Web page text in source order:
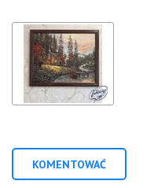
KOMENTOWAĆ